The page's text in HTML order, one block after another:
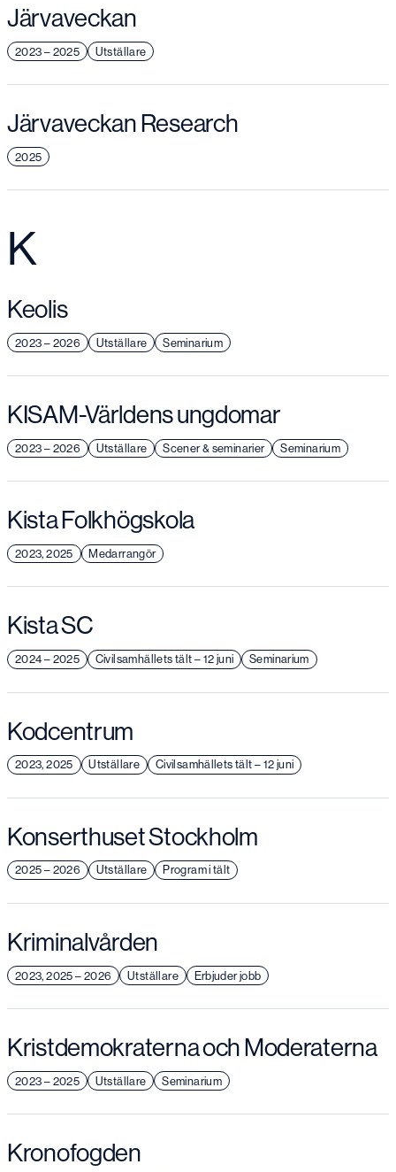
Järvaveckan
2023 – 2025 Utställare
Järvaveckan Research
2025
K
Keolis
2023 – 2026 Utställare Seminarium
KISAM-Världens ungdomar
2023 – 2026 Utställare Seminarium
Scener & seminarier
Kista Folkhögskola
2023, 2025 Medarrangör
Kista SC
2024 – 2025 Seminarium
Civilsamhällets tält – 12 juni
Kodcentrum
2023, 2025 Utställare Civilsamhällets tält – 12 juni
Konserthuset Stockholm
2025 – 2026 Utställare Program i tält
Kriminalvården
2023, 2025 – 2026 Utställare Erbjuder jobb
Kristdemokraterna och Moderaterna
2023 – 2025 Utställare Seminarium
Kronofogden